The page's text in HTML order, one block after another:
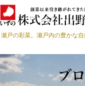
瀬戸の彩菜。瀬戸内の豊かな